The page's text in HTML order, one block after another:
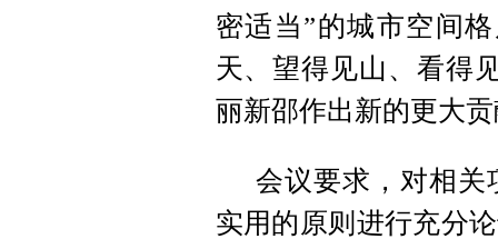
密适当”的城市空间
天、望得见山、看得
丽新邵作出新的更大
会议要求，对相关
实用的原则进行充分